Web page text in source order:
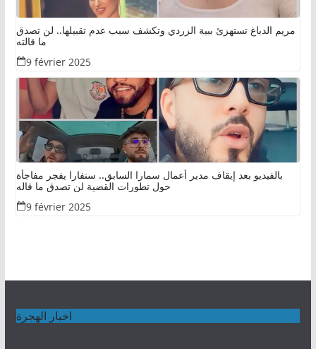
مريم الدباغ تستهزئ ببية الزردي وتكشف سبب عدم تقبيلها.. لن تصدق
ما قالته
9 février 2025
بالفيديو بعد إيقاف مدير أعمال سمارا السابق.. سنفارا يفجر مفاجأة
حول تطورات القضية لن تصدق ما قاله
9 février 2025
اخبار الهجرة